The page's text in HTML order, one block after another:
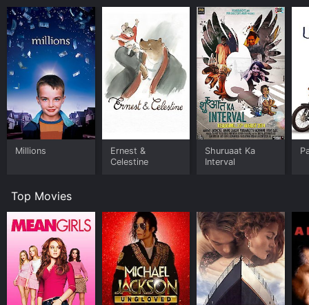
Millions
Ernest &
Celestine
Shuruaat Ka
Interval
Top Movies